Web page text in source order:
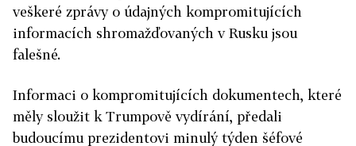
veškeré zprávy o údajných kompromitujících
informacích shromažďovaných v Rusku jsou
falešné.
Informaci o kompromitujících dokumentech, které
měly sloužit k Trumpově vydírání, předali
budoucímu prezidentovi minulý týden šéfové